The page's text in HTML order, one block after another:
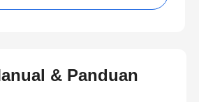
& Panduan